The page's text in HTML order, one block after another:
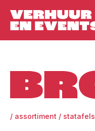
/ assortiment / statafels